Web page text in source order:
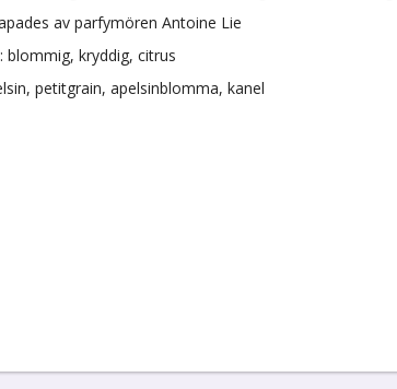
av parfymören Antoine Lie
blommig, kryddig, citrus
petitgrain, apelsinblomma, kanel